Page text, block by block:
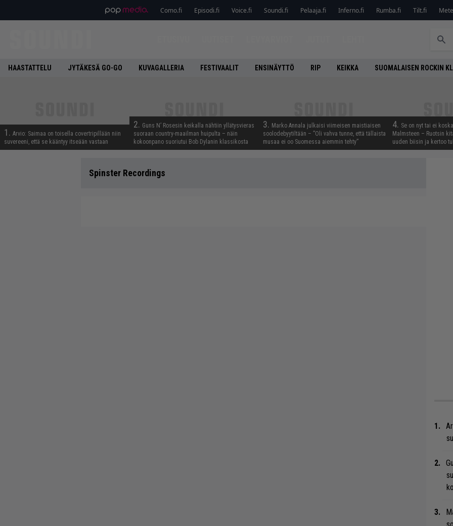
Como.fi Episodi.fi Voice.fi Soundi.fi Pelaaja.fi Inferno.fi Rumba.fi Tilt.fi
HAASTATTELU JYTÄKESÄ GO-GO KUVAGALLERIA FESTIVAALIT ENSINÄYTTÖ RIP KEIKKA SUOMALAISEN ROCKIN
1. Arvio: Saimaa on toisella covertripillään niin
suvereeni, että se kääntyy itseään vastaan
2. Guns N’ Rosesin keikalla nähtiin yllätysvieras
suoraan country-maailman huipulta – näin
kokoonpano suoriutui Bob Dylanin klassikosta
3. Marko Annala julkaisi viimeisen maistiaisen
soolodebyytiltään – ”Oli vahva tunne, että tällaista
musaa ei oo Suomessa aiemmin tehty”
4. Se on nyt tai ei
Malmsteen – Ruotsin
uuden biisin ja kertoo
Spinster Recordings